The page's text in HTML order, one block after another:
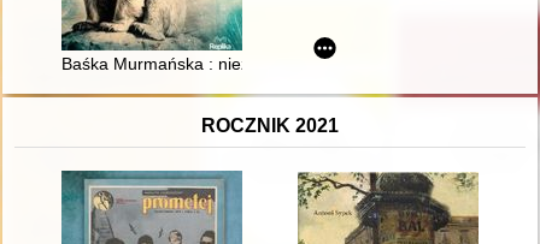
Baśka Murmańska : niezwykła niedźwiedzica Wojska Polskiego
ROCZNIK 2021